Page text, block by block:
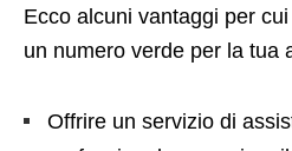
Ecco alcuni vantaggi per
un numero verde per la tua
Offrire un servizio di